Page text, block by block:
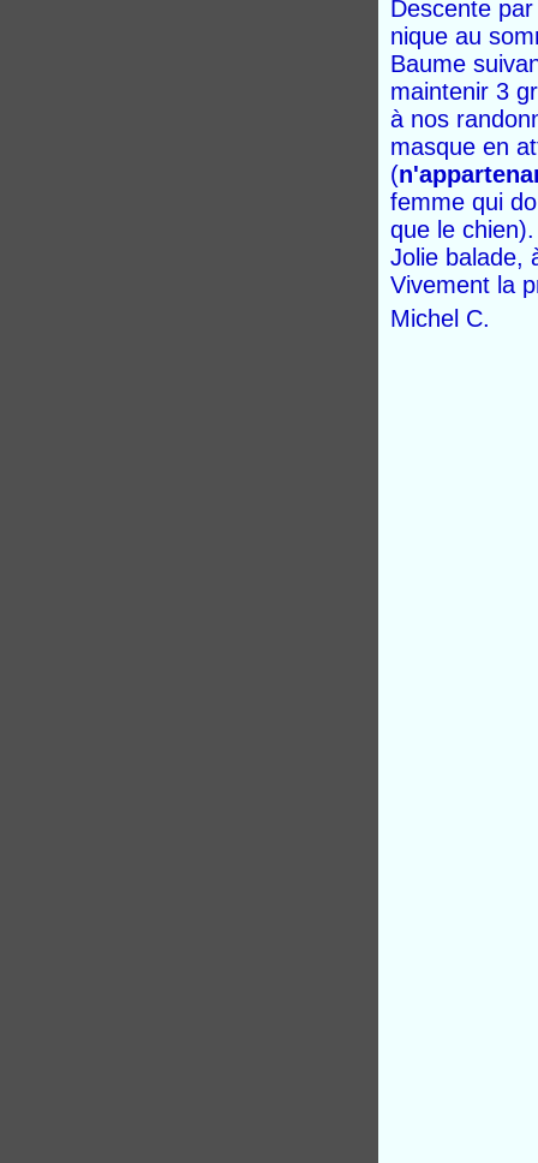
Descente
nique au
Baume
maintenir 3
à nos
masque en
(
femme qui
que le chien).
Jolie balade,
Vivement la
Michel C.